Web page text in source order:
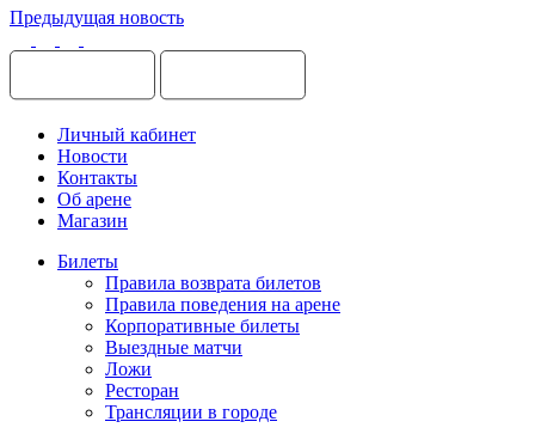
Предыдущая новость
Личный кабинет
Новости
Контакты
Об арене
Магазин
Билеты
Правила возврата билетов
Правила поведения на арене
Корпоративные билеты
Выездные матчи
Ложи
Ресторан
Трансляции в городе